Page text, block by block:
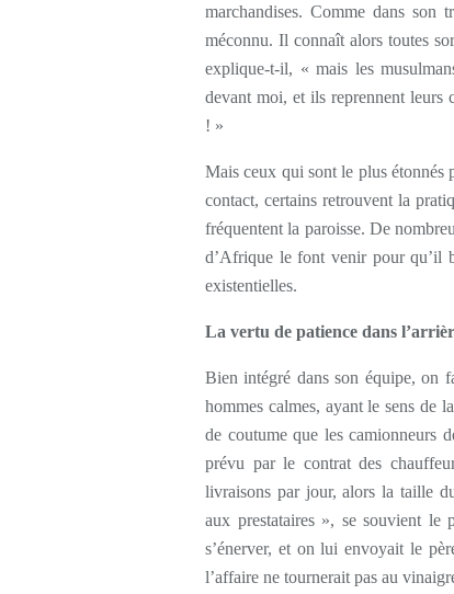
marchandises. Comme dans son
méconnu. Il connaît alors toutes
explique-t-il, « mais les
devant moi, et ils reprennent leurs
! »
Mais ceux qui sont le plus étonnés
contact, certains retrouvent la
fréquentent la paroisse. De
d’Afrique le font venir pour qu’il
existentielles.
La vertu de patience dans
Bien intégré dans son équipe, on
hommes calmes, ayant le sens de
de coutume que les camionneurs
prévu par le contrat des
livraisons par jour, alors la taille
aux prestataires », se souvient le
s’énerver, et on lui envoyait le
l’affaire ne tournerait pas au